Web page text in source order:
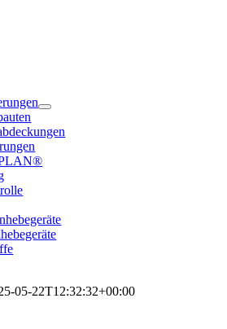
05-22T12:32:32+00:00